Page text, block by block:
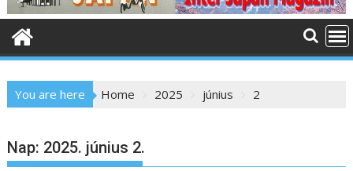
n
e
You are here Home 2025 június 2
Nap: 2025. június 2.